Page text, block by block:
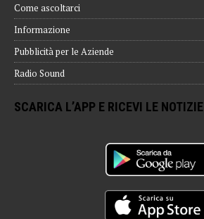
Come ascoltarci
Informazione
Pubblicità per le Aziende
Radio Sound
SCARICA L’APP E RICEVI LE NOTIZIE